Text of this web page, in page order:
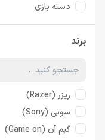
دسته بازی
دسته پلی استیشن 4
برند
ریزر (Razer)
سونی (Sony)
گیم آن (Game on)